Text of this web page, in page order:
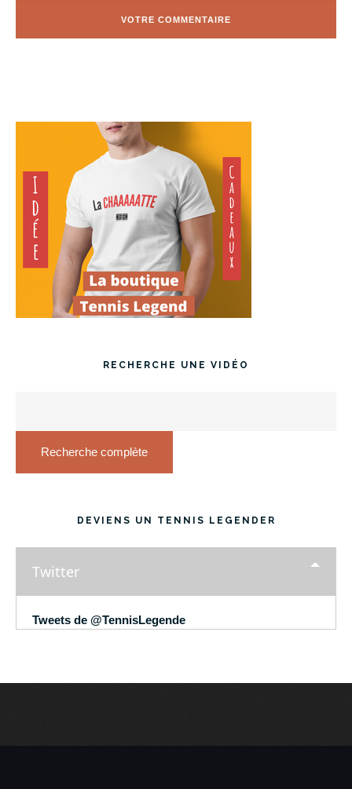
RECHERCHE UNE VIDÉO
Recherche complète
DEVIENS UN TENNIS LEGENDER
Twitter
Tweets de @TennisLegende